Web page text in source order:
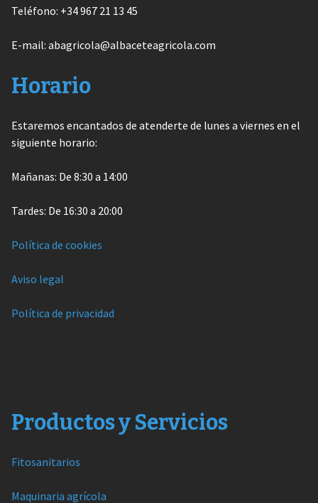
Teléfono: +34 967 21 13 45
E-mail: abagricola@albaceteagricola.com
Horario
Estaremos encantados de atenderte de lunes a viernes en el
siguiente horario:
Mañanas: De 8:30 a 14:00
Tardes: De 16:30 a 20:00
Política de cookies
Aviso legal
Política de privacidad
Productos y Servicios
Fitosanitarios
Maquinaria agrícola